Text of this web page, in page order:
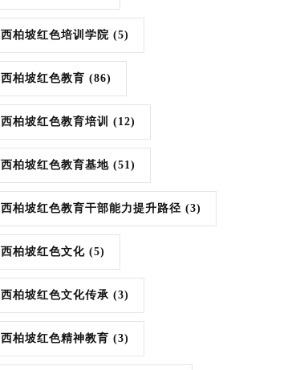
西柏坡红色培训学院 (5)
西柏坡红色教育 (86)
西柏坡红色教育培训 (12)
西柏坡红色教育基地 (51)
西柏坡红色教育干部能力提升路径 (3)
西柏坡红色文化 (5)
西柏坡红色文化传承 (3)
西柏坡红色精神教育 (3)